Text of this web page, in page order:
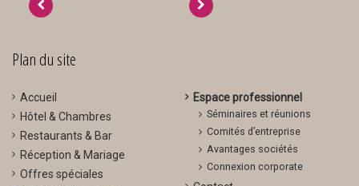
Plan du site
Accueil
Hôtel & Chambres
Restaurants & Bar
Réception & Mariage
Offres spéciales
Espace professionnel
Séminaires et réunions
Comités d’entreprise
Avantages sociétés
Connexion corporate